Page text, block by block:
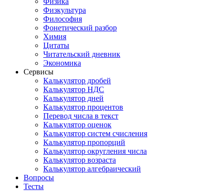
Физкультура
Философия
Фонетический разбор
Химия
Цитаты
Читательский дневник
Экономика
Сервисы
Калькулятор дробей
Калькулятор НДС
Калькулятор дней
Калькулятор процентов
Перевод числа в текст
Калькулятор оценок
Калькулятор систем счисления
Калькулятор пропорций
Калькулятор округления числа
Калькулятор возраста
Калькулятор алгебраический
Вопросы
Тесты